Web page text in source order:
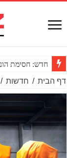
פולריס חושפ
דף הבית / חדשות /